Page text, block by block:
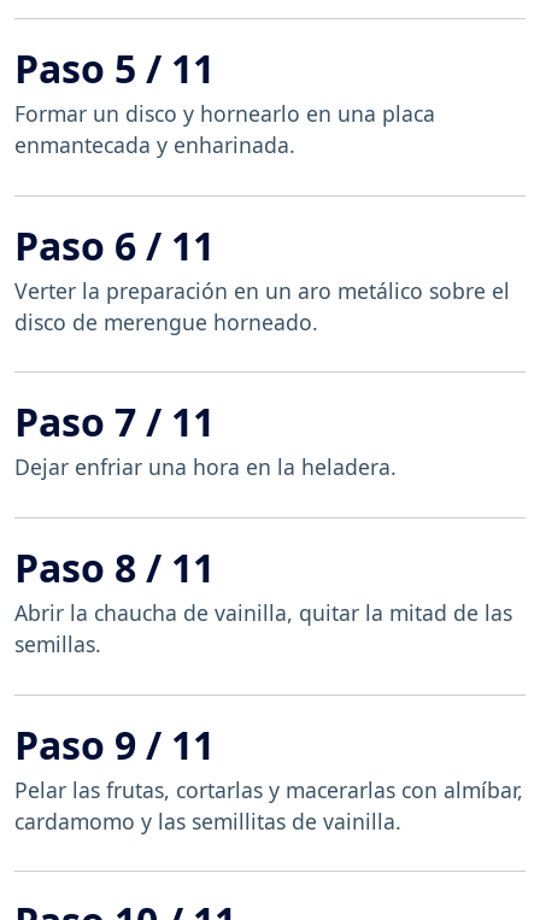
Paso 5 / 11
Formar un disco y hornearlo en una placa
enmantecada y enharinada.
Paso 6 / 11
Verter la preparación en un aro metálico sobre el
disco de merengue horneado.
Paso 7 / 11
Dejar enfriar una hora en la heladera.
Paso 8 / 11
Abrir la chaucha de vainilla, quitar la mitad de las
semillas.
Paso 9 / 11
Pelar las frutas, cortarlas y macerarlas con almíbar,
cardamomo y las semillitas de vainilla.